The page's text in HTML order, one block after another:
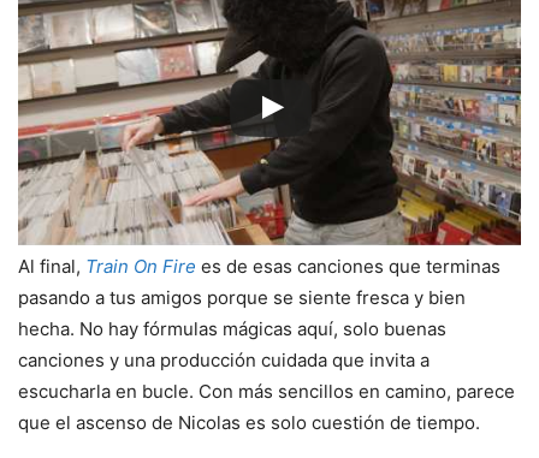
Al final, Train On Fire es de esas canciones que terminas
pasando a tus amigos porque se siente fresca y bien
hecha. No hay fórmulas mágicas aquí, solo buenas
canciones y una producción cuidada que invita a
escucharla en bucle. Con más sencillos en camino, parece
que el ascenso de Nicolas es solo cuestión de tiempo.